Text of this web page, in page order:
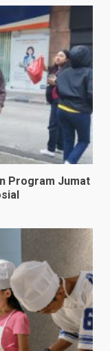
Program Jumat